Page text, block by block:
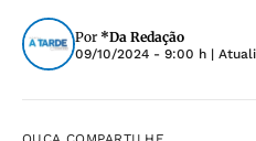
Por *Da Redação
09/10/2024 - 9:00 h |